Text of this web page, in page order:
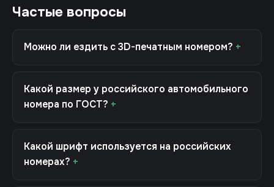
Частые вопросы
Можно ли ездить с 3D-печатным номером?
Какой размер у российского автомобильного
номера по ГОСТ?
Какой шрифт используется на российских
номерах?